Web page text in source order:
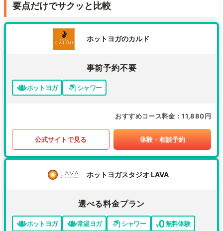
要点だけでサクッと比較
ホットヨガのカルド
事前予約不要
ホットヨガ シャワー
おすすめコース料金 11,880円
公式サイトで見る 体験・相談予約
ホットヨガスタジオ LAVA
選べる料金プラン
ホットヨガ 常温ヨガ シャワー
無料体験